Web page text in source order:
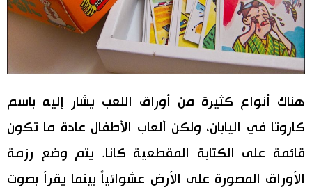
هناك أنواع كثيرة من أوراق اللعب يشار إليه باسم
كاروتا في اليابان، ولكن ألعاب الأطفال عادة ما تكون
قائمة على الكتابة المقطعية كانا. يتم وضع رزمة
الأوراق المصورة على الأرض عشوائياً بينما يقرأ بصوت